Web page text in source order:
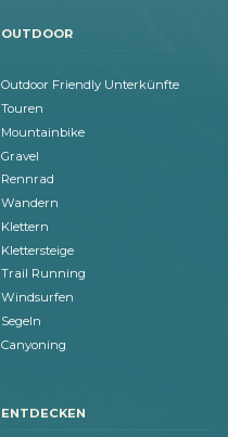
OUTDOOR
Outdoor Friendly Unterkünfte
Touren
Mountainbike
Gravel
Rennrad
Wandern
Klettern
Klettersteige
Trail Running
Windsurfen
Segeln
Canyoning
ENTDECKEN